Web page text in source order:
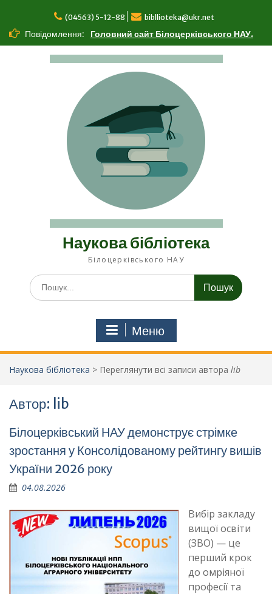
вмісту
(04563) 5-12-88 bibllioteka@ukr.net
Повідомлення: Головний сайт Білоцерківського НАУ.
Наукова бібліотека
Білоцерківського НАУ
Шукати:
Меню
Наукова бібліотека > Переглянути всі записи автора lib
Автор: lib
Білоцерківський НАУ демонструє стрімке
зростання у Консолідованому рейтингу вишів
України 2026 року
04.08.2026
Вибір закладу
вищої освіти
(ЗВО) — це
перший крок
до омріяної
професії та